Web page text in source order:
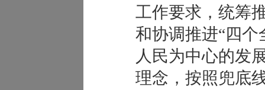
工作要求，统筹
和协调推进“四个
人民为中心的发
理念，按照兜底